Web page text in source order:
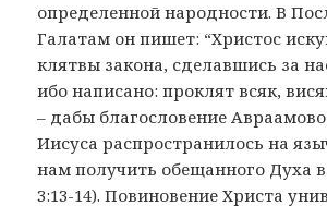
определенной народности. В
Галатам он пишет: “Христос
клятвы закона, сделавшись за
ибо написано: проклят всяк,
– дабы благословение
Иисуса распространилось на
нам получить обещанного Духа
3:13-14). Повиновение Христа